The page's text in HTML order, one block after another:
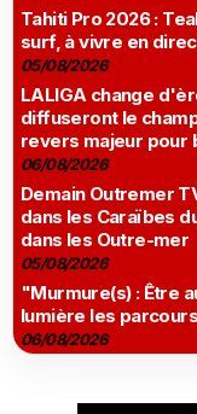
Tahiti Pro 2026 :
surf, à vivre en
05/08/2026
LALIGA change
diffuseront le
revers majeur pour
06/08/2026
Demain Outremer
dans les Caraïbes
dans les Outre-mer
05/08/2026
"Murmure(s) : Être
lumière les
06/08/2026